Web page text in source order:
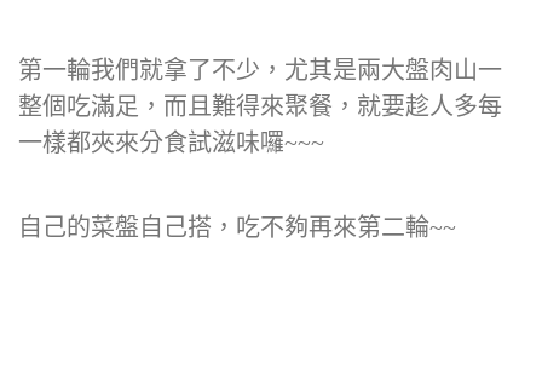
第一輪我們就拿了不少，尤其是兩大盤肉山一
整個吃滿足，而且難得來聚餐，就要趁人多每
一樣都夾來分食試滋味囉~~~
自己的菜盤自己搭，吃不夠再來第二輪~~